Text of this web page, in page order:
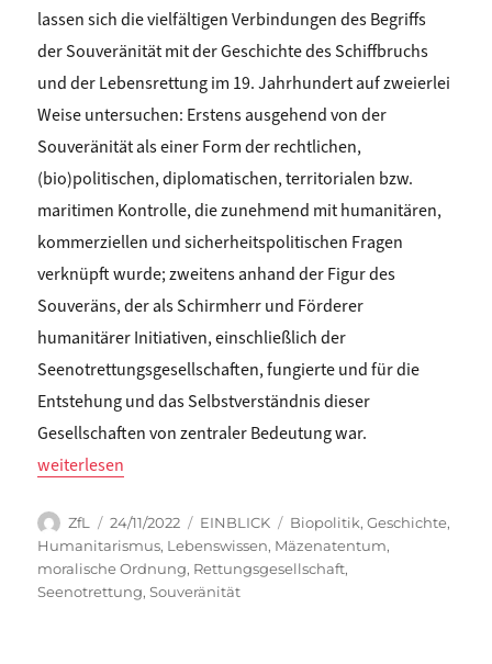
lassen sich die vielfältigen Verbindungen des Begriffs
der Souveränität mit der Geschichte des Schiffbruchs
und der Lebensrettung im 19. Jahrhundert auf zweierlei
Weise untersuchen: Erstens ausgehend von der
Souveränität als einer Form der rechtlichen,
(bio)politischen, diplomatischen, territorialen bzw.
maritimen Kontrolle, die zunehmend mit humanitären,
kommerziellen und sicherheitspolitischen Fragen
verknüpft wurde; zweitens anhand der Figur des
Souveräns, der als Schirmherr und Förderer
humanitärer Initiativen, einschließlich der
Seenotrettungsgesellschaften, fungierte und für die
Entstehung und das Selbstverständnis dieser
Gesellschaften von zentraler Bedeutung war.
„Lukas Schemper: HUMANITARISMUS UND SOUVERÄNITÄT“
weiterlesen
Autor
ZfL
Veröffentlicht
am
24/11/2022 Kategorien
EINBLICK Schlagwörter
Biopolitik,Geschichte,
Humanitarismus, Lebenswissen, Mäzenatentum,
moralische Ordnung, Rettungsgesellschaft,
Seenotrettung,Souveränität